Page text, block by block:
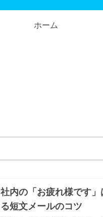
ホーム
社内の「お疲れ様です
る短文メールのコツ